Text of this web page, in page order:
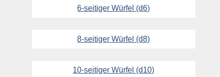
6-seitiger Würfel (d6)
8-seitiger Würfel (d8)
10-seitiger Würfel (d10)